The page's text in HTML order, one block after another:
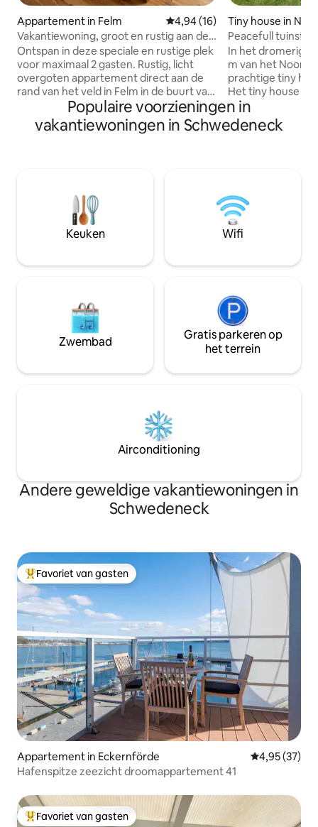
Appartement in Felm Gemiddelde beoordeling van
4,94 (16)
Vakantiewoning, groot en rustig aan de
rand van het veld
Ontspan in deze speciale en rustige plek
voor maximaal 2 gasten. Rustig, licht
overgoten appartement direct aan de
rand van het veld in Felm in de buurt van
Kiel. Omgeven door de natuur, op
slechts 500 m van het bos en de heide,
ideaal om uit te schakelen, te wandelen
ongeveer 7 km naar het strand, korte
afstanden naar Kiel, eigen
parkeerplaats. Retraite voor herstel en
heldere gedachten.
Tiny house in
Peacefull
In het dromerige
m van het
prachtige tiny
Het tiny house in
zich in de ruime
hoofdgebouw op
met veel privacy. Dit moderne houten
Perfect voor
ontspannen en
Populaire voorzieningen in
vakantiewoningen in Schwedeneck
Keuken Wifi
Zwembad
Gratis parkeren op
het terrein
Airconditioning
Andere geweldige vakantiewoningen in
Schwedeneck
Topfavoriet van gasten
Favoriet van gasten
Appartement in Eckernförde Gemiddelde
4,95 (37)
Hafenspitze zeezicht droomappartement 41
Topfavoriet van gasten
Favoriet van gasten